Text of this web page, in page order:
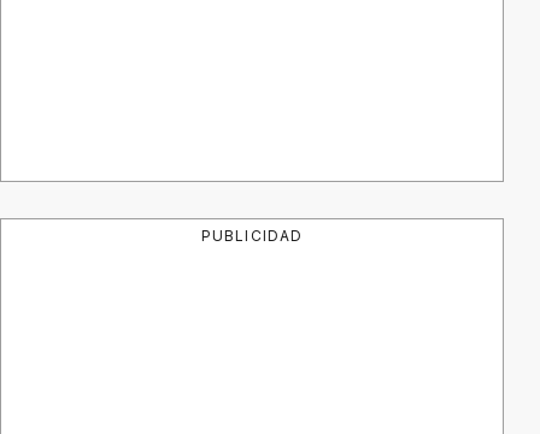
PUBLICIDAD